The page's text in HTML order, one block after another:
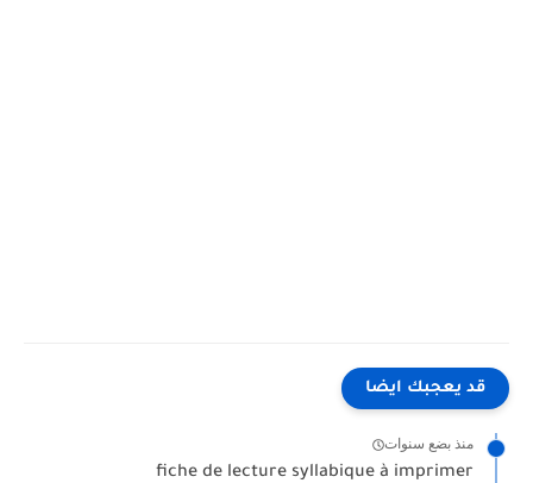
قد يعجبك ايضا
منذ بضع سنوات
fiche de lecture syllabique à imprimer